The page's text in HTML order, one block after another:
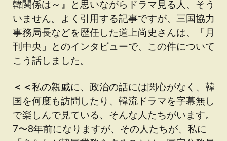
韓関係は～』と思いながらドラマ見る人、そう
いません。よく引用する記事ですが、三国協力
事務局長などを歴任した道上尚史さんは、「月
刊中央」とのインタビューで、この件について
こう話しました。
＜＜私の親戚に、政治の話には関心がなく、韓
国を何度も訪問したり、韓流ドラマを字幕無し
で楽しんで見ている、そんな人たちがいます。
7〜8年前になりますが、その人たちが、私に